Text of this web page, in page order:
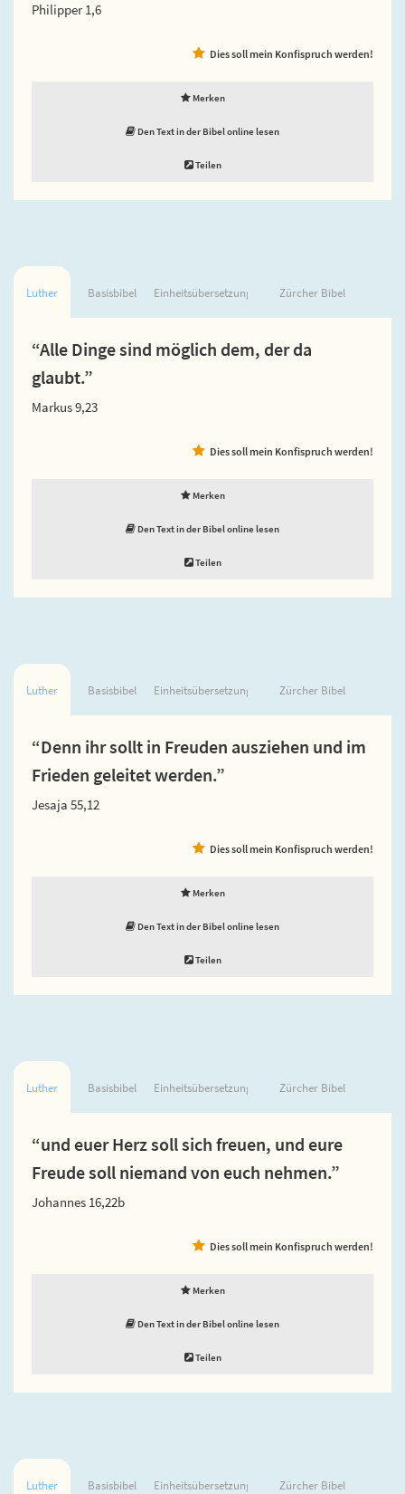
Philipper 1,6
Dies soll mein Konfispruch werden!
Merken
Den Text in der Bibel online lesen
Teilen
Luther Basisbibel Einheitsübersetzung Zürcher Bibel
“Alle Dinge sind möglich dem, der da
glaubt.”
Markus 9,23
Dies soll mein Konfispruch werden!
Merken
Den Text in der Bibel online lesen
Teilen
Luther Basisbibel Einheitsübersetzung Zürcher Bibel
“Denn ihr sollt in Freuden ausziehen und im
Frieden geleitet werden.”
Jesaja 55,12
Dies soll mein Konfispruch werden!
Merken
Den Text in der Bibel online lesen
Teilen
Luther Basisbibel Einheitsübersetzung Zürcher Bibel
“und euer Herz soll sich freuen, und eure
Freude soll niemand von euch nehmen.”
Johannes 16,22b
Dies soll mein Konfispruch werden!
Merken
Den Text in der Bibel online lesen
Teilen
Luther Basisbibel Einheitsübersetzung Zürcher Bibel